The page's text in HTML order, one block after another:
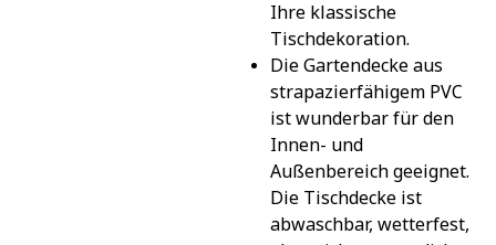
Ihre klassische
Tischdekoration.
Die Gartendecke aus
strapazierfähigem PVC
ist wunderbar für den
Innen- und
Außenbereich geeignet.
Die Tischdecke ist
abwaschbar, wetterfest,